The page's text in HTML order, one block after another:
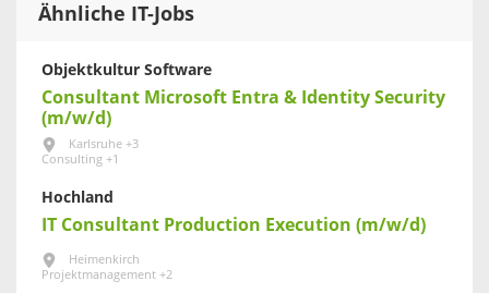
Ähnliche IT-Jobs
Objektkultur Software
Consultant Microsoft Entra & Identity Security
(m/w/d)
Karlsruhe +3
Consulting +1
Hochland
IT Consultant Production Execution (m/w/d)
Heimenkirch
Projektmanagement +2